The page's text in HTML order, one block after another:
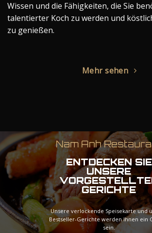
Wissen und die Fähigkeiten, die Sie
talentierter Koch zu werden und
zu genießen.
Mehr sehen
Nam Anh
ENTDECKEN SIE
UNSERE
GERICHTE
Unsere verlockende Speisekarte und
Bestseller-Gerichte werden Ihnen ein
sein.